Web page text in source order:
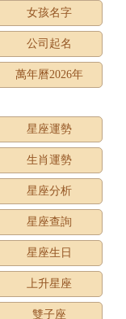
女孩名字
公司起名
萬年曆2026年
星座運勢
生肖運勢
星座分析
星座查詢
星座生日
上升星座
雙子座